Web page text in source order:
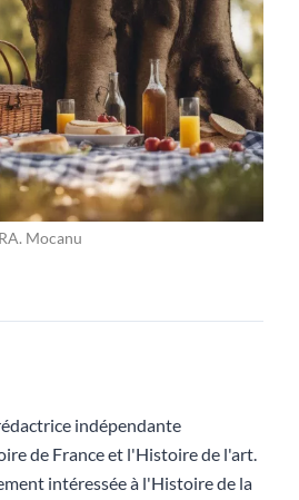
Mocanu
indépendante
de France et l'Histoire de l'art.
intéressée à l'Histoire de la